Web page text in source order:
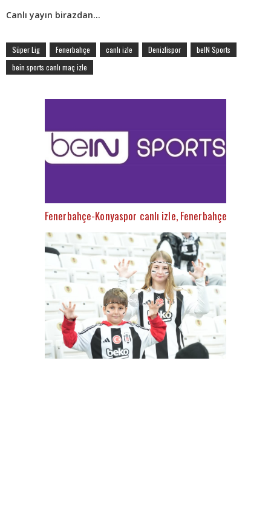
Canlı yayın birazdan...
Süper Lig Fenerbahçe canlı izle Denizlispor
beIN Sports
bein sports canlı maç izle
Fenerbahçe-Konyaspor canlı izle, Fenerbahçe-